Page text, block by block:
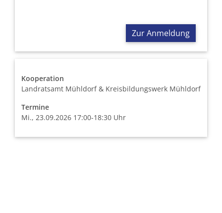
Zur Anmeldung
Kooperation
Landratsamt Mühldorf & Kreisbildungswerk Mühldorf
Termine
Mi., 23.09.2026 17:00-18:30 Uhr